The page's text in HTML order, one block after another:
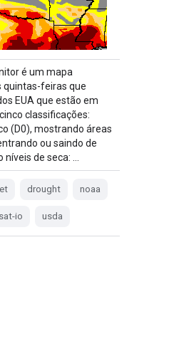
é um mapa
quintas-feiras que
EUA que estão em
classificações:
(D0), mostrando áreas
ou saindo de
de seca: …
drought noaa
sat-io usda